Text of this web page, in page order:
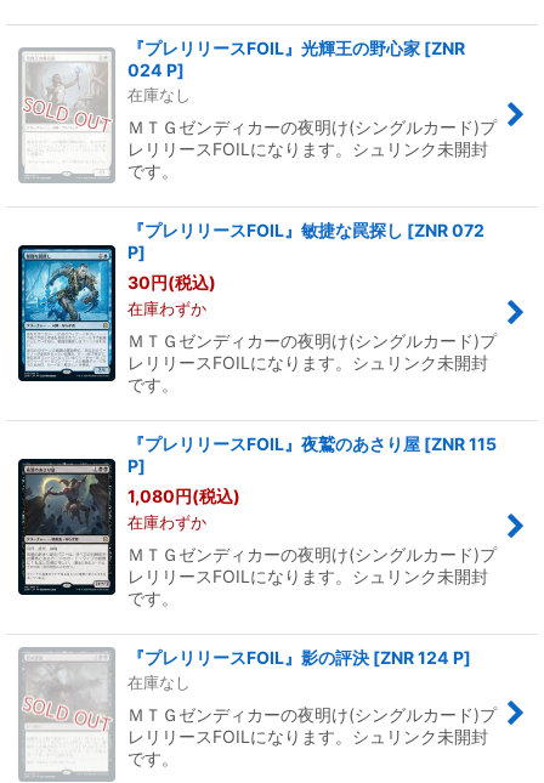
『プレリリースFOIL』光輝王の野心家 [ZNR
024 P]
在庫なし
ＭＴＧゼンディカーの夜明け(シングルカード)プ
レリリースFOILになります。シュリンク未開封
です。
『プレリリースFOIL』敏捷な罠探し [ZNR 072
P]
30円(税込)
在庫わずか
ＭＴＧゼンディカーの夜明け(シングルカード)プ
レリリースFOILになります。シュリンク未開封
です。
『プレリリースFOIL』夜鷲のあさり屋 [ZNR 115
P]
1,080円(税込)
在庫わずか
ＭＴＧゼンディカーの夜明け(シングルカード)プ
レリリースFOILになります。シュリンク未開封
です。
『プレリリースFOIL』影の評決 [ZNR 124 P]
在庫なし
ＭＴＧゼンディカーの夜明け(シングルカード)プ
レリリースFOILになります。シュリンク未開封
です。